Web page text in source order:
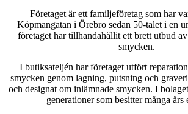
Företaget är ett familjeföretag som har
Köpmangatan i Örebro sedan 50-talet i en
företaget har tillhandahållit ett brett utbud
smycken.
I butiksateljén har företaget utfört
smycken genom lagning, putsning och
och designat om inlämnade smycken. I
generationer som besitter många års